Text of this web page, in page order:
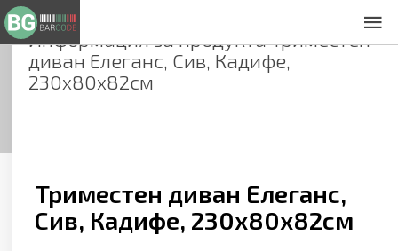
Информация за продуктаТриместен
диван Елеганс, Сив, Кадифе,
230х80х82см
Триместен диван Елеганс,
Сив, Кадифе, 230х80х82см
Общи условия
Декларация за проверителност